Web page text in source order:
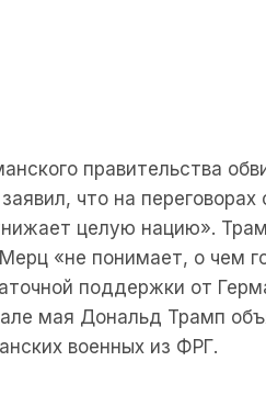
правительства
что на переговорах
целую нацию».
«не понимает, о чем
поддержки от
мая Дональд Трамп
военных из ФРГ.